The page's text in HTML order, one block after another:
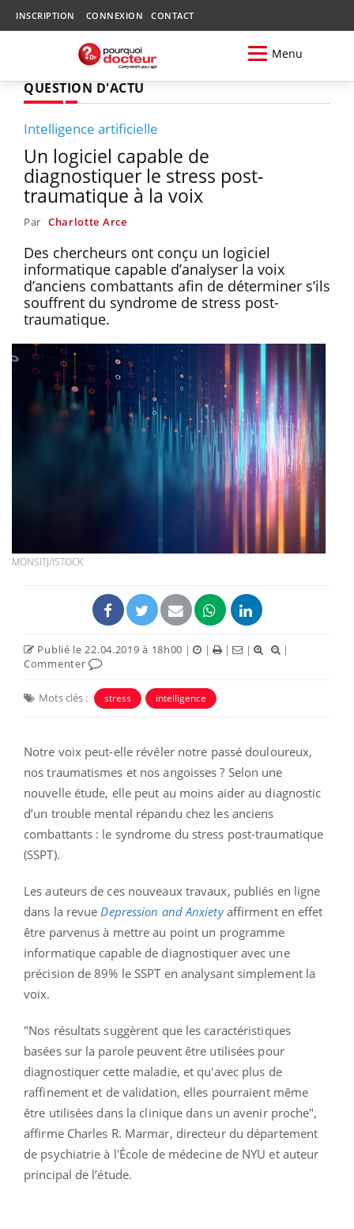
INSCRIPTION CONNEXION CONTACT
Menu
QUESTION D'ACTU
Intelligence artificielle
Un logiciel capable de
diagnostiquer le stress post-
traumatique à la voix
Par Charlotte Arce
Des chercheurs ont conçu un logiciel
informatique capable d’analyser la voix
d’anciens combattants afin de déterminer s’ils
souffrent du syndrome de stress post-
traumatique.
MONSITJ/ISTOCK
Publié le 22.04.2019 à 18h00 | | | |
|
Commenter
Mots clés : stress intelligence
Notre voix peut-elle révéler notre passé douloureux,
nos traumatismes et nos angoisses ? Selon une
nouvelle étude, elle peut au moins aider au diagnostic
d’un trouble mental répandu chez les anciens
combattants : le syndrome du stress post-traumatique
(SSPT).
Les auteurs de ces nouveaux travaux, publiés en ligne
dans la revue Depression and Anxietyaffirment en effet
être parvenus à mettre au point un programme
informatique capable de diagnostiquer avec une
précision de 89% le SSPT en analysant simplement la
voix.
"Nos résultats suggèrent que les caractéristiques
basées sur la parole peuvent être utilisées pour
diagnostiquer cette maladie, et qu'avec plus de
raffinement et de validation, elles pourraient même
être utilisées dans la clinique dans un avenir proche",
affirme Charles R. Marmar, directeur du département
de psychiatrie à l'École de médecine de NYU et auteur
principal de l’étude.